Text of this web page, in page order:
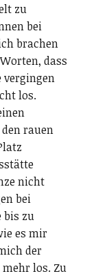
zu
bei
brachen
dass
vergingen
los.
rauen
nicht
bei
bis zu
es mir
der
los. Zu